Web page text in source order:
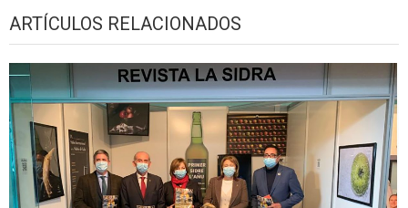
ARTÍCULOS RELACIONADOS